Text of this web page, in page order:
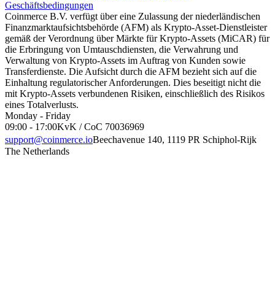
Geschäftsbedingungen
Coinmerce B.V. verfügt über eine Zulassung der niederländischen
Finanzmarktaufsichtsbehörde (AFM) als Krypto-Asset-Dienstleister
gemäß der Verordnung über Märkte für Krypto-Assets (MiCAR) für
die Erbringung von Umtauschdiensten, die Verwahrung und
Verwaltung von Krypto-Assets im Auftrag von Kunden sowie
Transferdienste. Die Aufsicht durch die AFM bezieht sich auf die
Einhaltung regulatorischer Anforderungen. Dies beseitigt nicht die
mit Krypto-Assets verbundenen Risiken, einschließlich des Risikos
eines Totalverlusts.
Monday - Friday
09:00 - 17:00KvK / CoC 70036969
support@coinmerce.ioBeechavenue 140, 1119 PR Schiphol-Rijk
The Netherlands